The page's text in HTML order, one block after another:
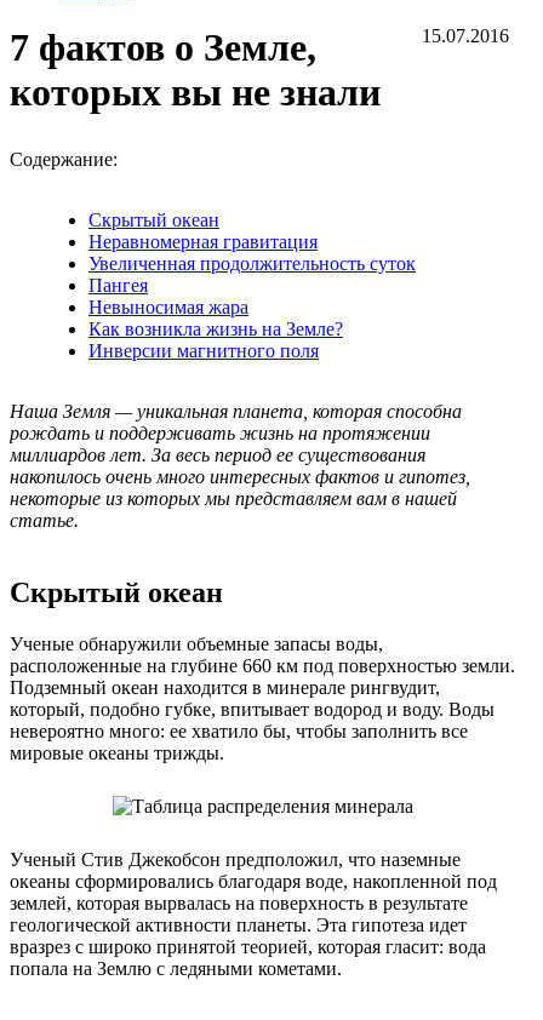
15.07.2016
7 фактов о Земле,
которых вы не знали
Содержание:
Скрытый океан
Неравномерная гравитация
Увеличенная продолжительность суток
Пангея
Невыносимая жара
Как возникла жизнь на Земле?
Инверсии магнитного поля
Наша Земля — уникальная планета, которая способна
рождать и поддерживать жизнь на протяжении
миллиардов лет. За весь период ее существования
накопилось очень много интересных фактов и гипотез,
некоторые из которых мы представляем вам в нашей
статье.
Скрытый океан
Ученые обнаружили объемные запасы воды,
расположенные на глубине 660 км под поверхностью земли.
Подземный океан находится в минерале рингвудит,
который, подобно губке, впитывает водород и воду. Воды
невероятно много: ее хватило бы, чтобы заполнить все
мировые океаны трижды.
Ученый Стив Джекобсон предположил, что наземные
океаны сформировались благодаря воде, накопленной под
землей, которая вырвалась на поверхность в результате
геологической активности планеты. Эта гипотеза идет
вразрез с широко принятой теорией, которая гласит: вода
попала на Землю с ледяными кометами.